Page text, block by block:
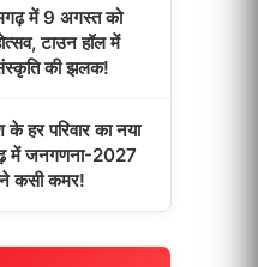
में 9 अगस्त को
टाउन हॉल में
की झलक!
परिवार का नया
में जनगणना-2027
कसी कमर!